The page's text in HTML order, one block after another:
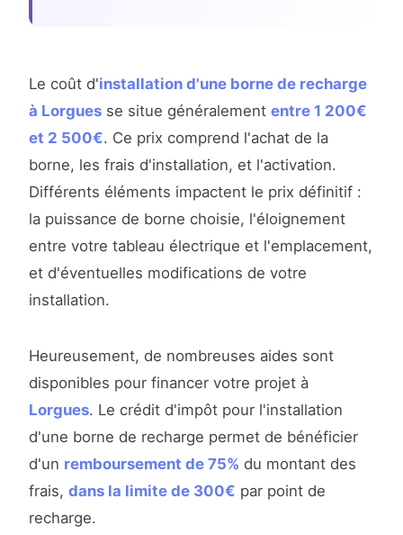
Le coût d'installation d'une borne de recharge
à Lorgues se situe généralement entre 1 200€
et 2 500€. Ce prix comprend l'achat de la
borne, les frais d'installation, et l'activation.
Différents éléments impactent le prix définitif :
la puissance de borne choisie, l'éloignement
entre votre tableau électrique et l'emplacement,
et d'éventuelles modifications de votre
installation.
Heureusement, de nombreuses aides sont
disponibles pour financer votre projet à
Lorgues. Le crédit d'impôt pour l'installation
d'une borne de recharge permet de bénéficier
d'un remboursement de 75% du montant des
frais, dans la limite de 300€ par point de
recharge.